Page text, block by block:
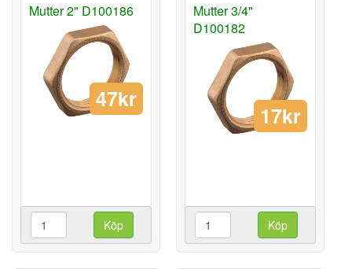
Mutter 2" D100186
47kr
Köp
Mutter 3/4"
D100182
17kr
Köp